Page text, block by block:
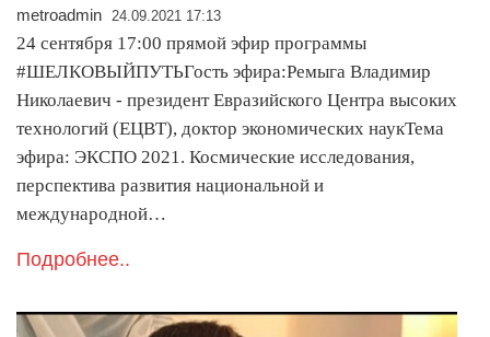
metroadmin 24.09.2021 17:13
24 сентября 17:00 прямой эфир программы
#ШЕЛКОВЫЙПУТЬГость эфира:Ремыга Владимир
Николаевич - президент Евразийского Центра высоких
технологий (ЕЦВТ), доктор экономических наукТема
эфира: ЭКСПО 2021. Космические исследования,
перспектива развития национальной и
международной…
Подробнее..